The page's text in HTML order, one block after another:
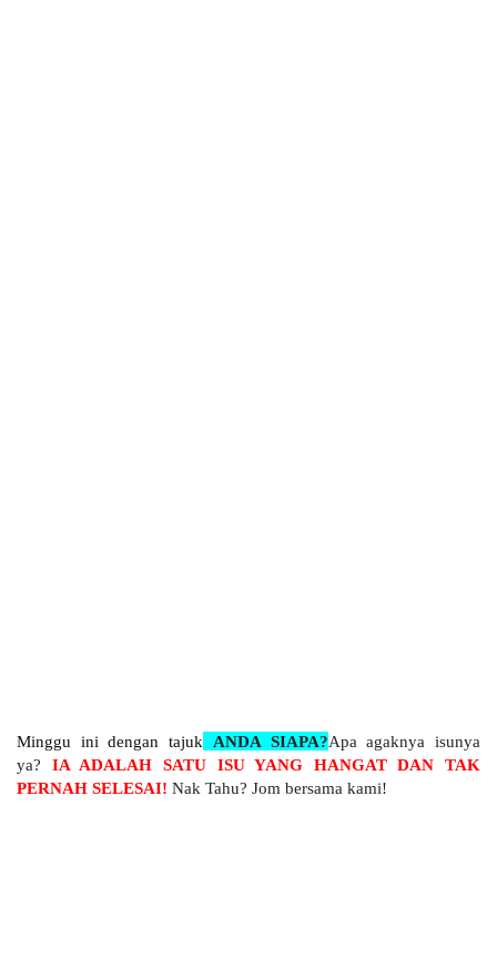
Minggu ini dengan tajuk ANDA SIAPA?Apa agaknya isunya
ya? IA ADALAH SATU ISU YANG HANGAT DAN TAK
PERNAH SELESAI! Nak Tahu? Jom bersama kami!